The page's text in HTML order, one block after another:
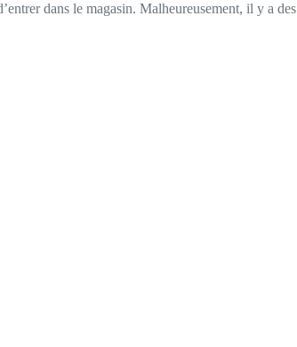
dans le magasin. Malheureusement, il y a des